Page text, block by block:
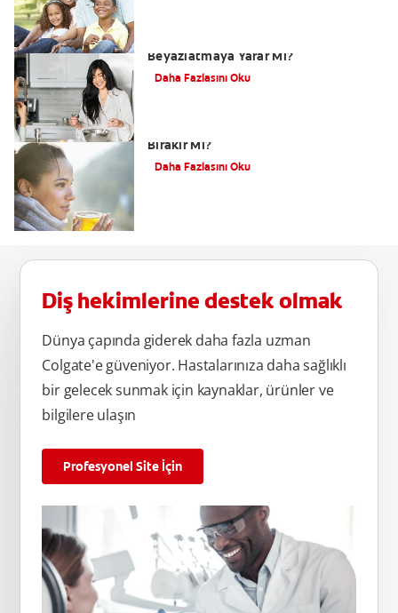
Beyazlatmaya Yarar Mı?
Daha Fazlasını Oku
Bırakır Mı?
Daha Fazlasını Oku
Diş hekimlerine destek olmak
Dünya çapında giderek daha fazla uzman
Colgate'e güveniyor. Hastalarınıza daha sağlıklı
bir gelecek sunmak için kaynaklar, ürünler ve
bilgilere ulaşın
Profesyonel Site İçin